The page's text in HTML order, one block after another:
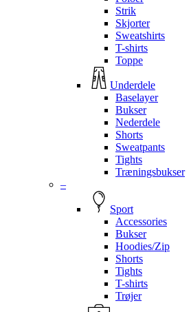
Strik
Skjorter
Sweatshirts
T-shirts
Toppe
Underdele
Baselayer
Bukser
Nederdele
Shorts
Sweatpants
Tights
Træningsbukser
–
Sport
Accessories
Bukser
Hoodies/Zip
Shorts
Tights
T-shirts
Trøjer